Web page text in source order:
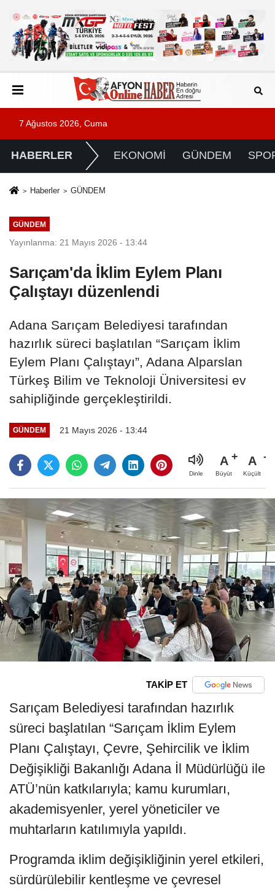
7 Ağustos 2026, Cuma
HABERLER EKONOMİ GÜNDEM
Haberler GÜNDEM
GÜNDEM
Yayınlanma: 21 Mayıs 2026 - 13:44
Sarıçam'da İklim Eylem Planı
Çalıştayı düzenlendi
Adana Sarıçam Belediyesi tarafından
hazırlık süreci başlatılan “Sarıçam İklim
Eylem Planı Çalıştayı”, Adana Alparslan
Türkeş Bilim ve Teknoloji Üniversitesi ev
sahipliğinde gerçekleştirildi.
GÜNDEM 21 Mayıs 2026 - 13:44
Dinle
A
Büyüt
A
Küçült
TAKİP ET
Sarıçam Belediyesi tarafından hazırlık
süreci başlatılan “Sarıçam İklim Eylem
Planı Çalıştayı, Çevre, Şehircilik ve İklim
Değişikliği Bakanlığı Adana İl Müdürlüğü ile
ATÜ’nün katkılarıyla; kamu kurumları,
akademisyenler, yerel yöneticiler ve
muhtarların katılımıyla yapıldı.
Programda iklim değişikliğinin yerel etkileri,
sürdürülebilir kentleşme ve çevresel